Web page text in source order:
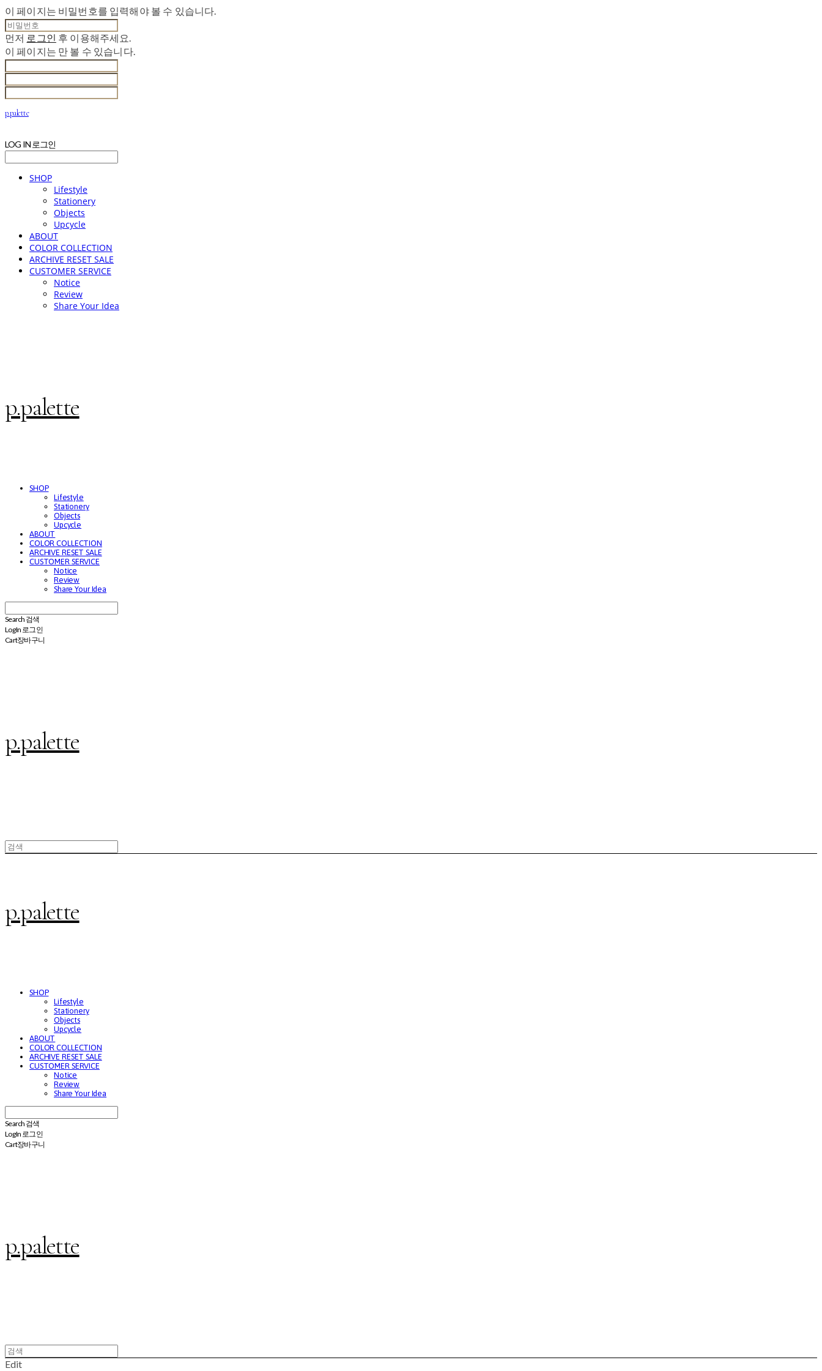
이 페이지는 비밀번호를 입력해야 볼 수 있습니다.
먼저 로그인 후 이용해주세요.
이 페이지는 만 볼 수 있습니다.
p.palette
LOG IN 로그인
SHOP
Lifestyle
Stationery
Objects
Upcycle
ABOUT
COLOR COLLECTION
ARCHIVE RESET SALE
CUSTOMER SERVICE
Notice
Review
Share Your Idea
p.palette
SHOP
Lifestyle
Stationery
Objects
Upcycle
ABOUT
COLOR COLLECTION
ARCHIVE RESET SALE
CUSTOMER SERVICE
Notice
Review
Share Your Idea
Search 검색
Log In 로그인
Cart장바구니
p.palette
p.palette
SHOP
Lifestyle
Stationery
Objects
Upcycle
ABOUT
COLOR COLLECTION
ARCHIVE RESET SALE
CUSTOMER SERVICE
Notice
Review
Share Your Idea
Search 검색
Log In 로그인
Cart장바구니
p.palette
Edit